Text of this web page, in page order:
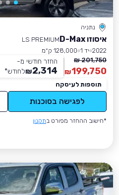
נתניה
איסוזו D-Max
LS PREMIUM
2022 יד 1
128,000 ק״מ
201,750 ₪
199,750
₪
החזר חודשי מ-
2,314
₪לחודש*
תוספות לעיסקה
לפגישה בסוכנות
*חישוב ההחזר מפורט בתקנון